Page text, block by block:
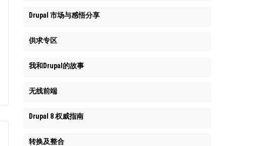
Drupal 市场与感悟分享
供求专区
我和Drupal的故事
无线前端
Drupal 8 权威指南
转换及整合